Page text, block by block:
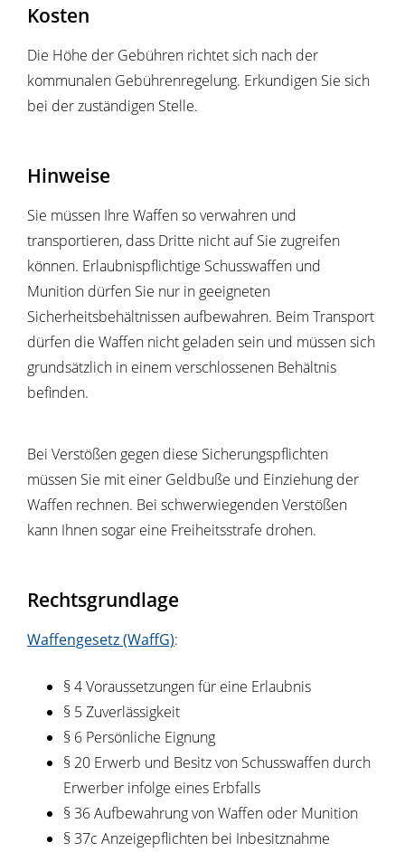
Kosten
Die Höhe der Gebühren richtet sich nach der
kommunalen Gebührenregelung. Erkundigen Sie sich
bei der zuständigen Stelle.
Hinweise
Sie müssen Ihre Waffen so verwahren und
transportieren, dass Dritte nicht auf Sie zugreifen
können. Erlaubnispflichtige Schusswaffen und
Munition dürfen Sie nur in geeigneten
Sicherheitsbehältnissen aufbewahren. Beim Transport
dürfen die Waffen nicht geladen sein und müssen sich
grundsätzlich in einem verschlossenen Behältnis
befinden.
Bei Verstößen gegen diese Sicherungspflichten
müssen Sie mit einer Geldbuße und Einziehung der
Waffen rechnen. Bei schwerwiegenden Verstößen
kann Ihnen sogar eine Freiheitsstrafe drohen.
Rechtsgrundlage
Waffengesetz (WaffG):
§ 4 Voraussetzungen für eine Erlaubnis
§ 5 Zuverlässigkeit
§ 6 Persönliche Eignung
§ 20 Erwerb und Besitz von Schusswaffen durch
Erwerber infolge eines Erbfalls
§ 36 Aufbewahrung von Waffen oder Munition
§ 37c Anzeigepflichten bei Inbesitznahme